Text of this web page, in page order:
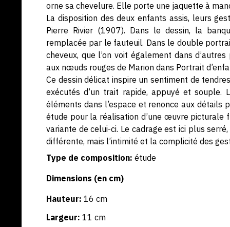
orne sa chevelure. Elle porte une jaquette à
La disposition des deux enfants assis, leurs
Pierre Rivier (1907). Dans le dessin, la
remplacée par le fauteuil. Dans le double
cheveux, que l’on voit également dans
aux nœuds rouges de Marion dans Portrait
Ce dessin délicat inspire un sentiment de
exécutés d’un trait rapide, appuyé et souple.
éléments dans l’espace et renonce aux détails
étude pour la réalisation d’une œuvre picturale
variante de celui-ci. Le cadrage est ici plus
différente, mais l’intimité et la complicité des
Type de composition: étude
Dimensions (en cm)
Hauteur: 16 cm
Largeur: 11 cm